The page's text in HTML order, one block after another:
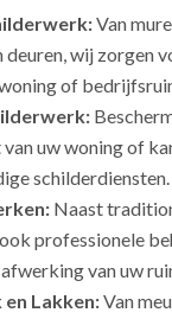
Van
deuren, wij zorgen
of
uw woning of
schilderdiensten.
Naast
professionele
van uw
Lakken:Van